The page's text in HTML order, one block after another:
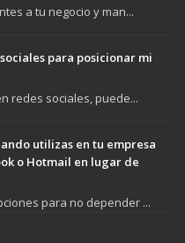
a tu negocio y man...
para posicionar mi
redes sociales, puede...
utilizas en tu empresa
o Hotmail en lugar de
para no depender ...